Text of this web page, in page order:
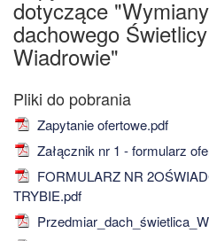
dotyczące
dachowego
Wiadrowie"
Zapytanie ofertowe.pdf
Załącznik nr 1 - formularz
FORMULARZ NR
TRYBIE.pdf